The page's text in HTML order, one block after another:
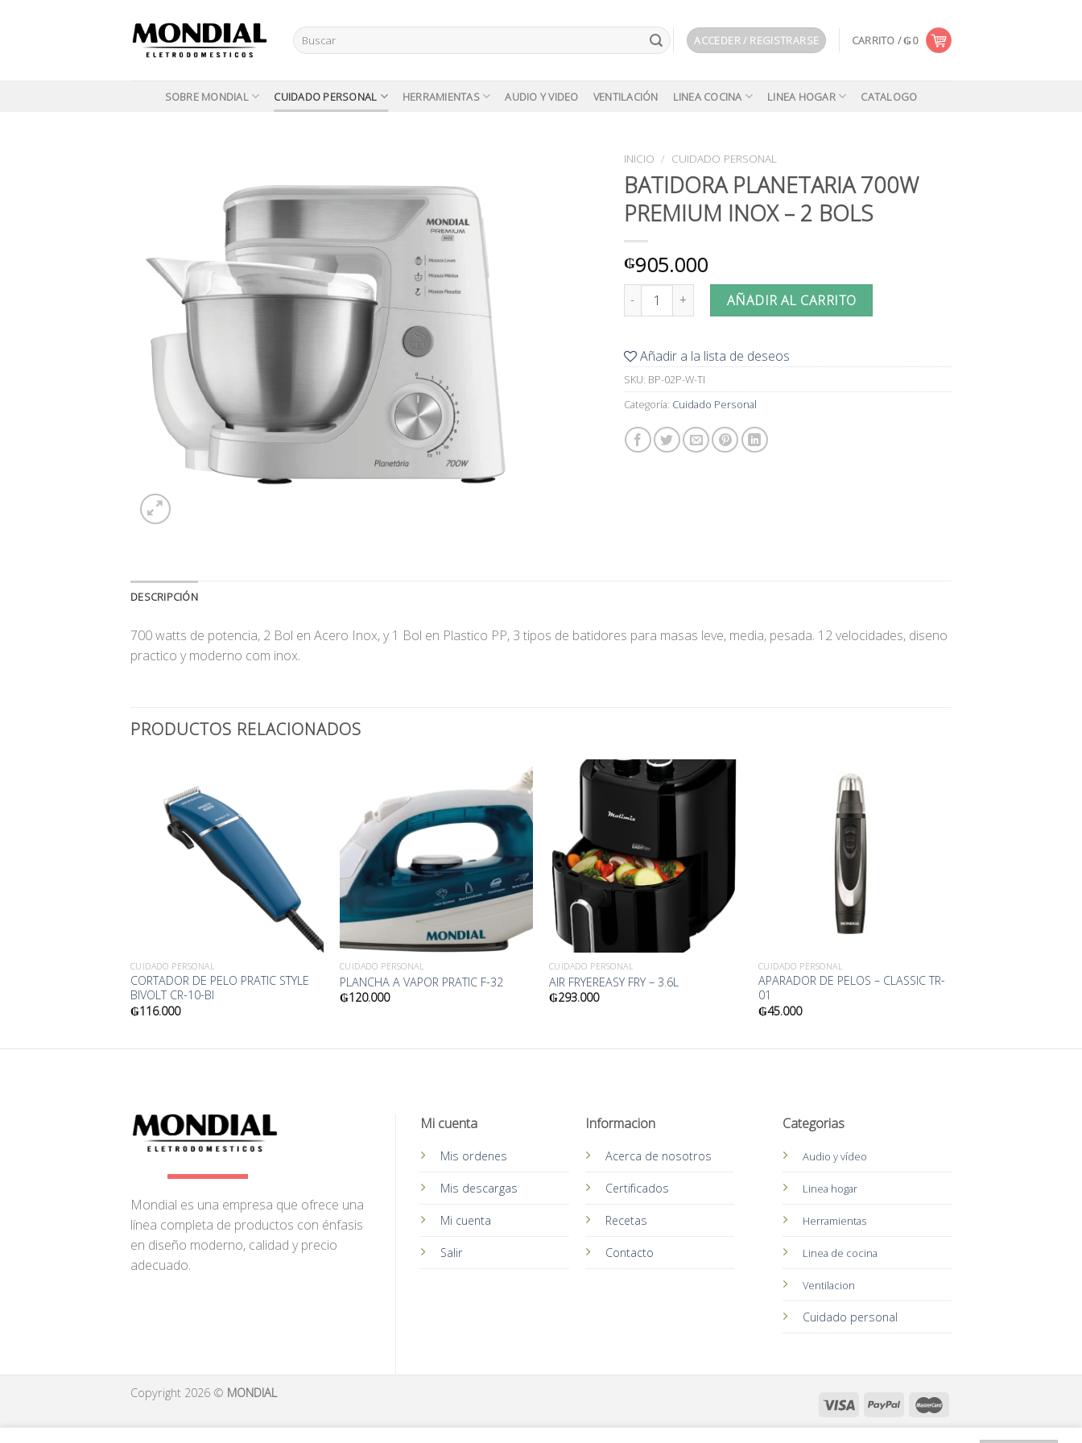
Buscar
por:
ACCEDER / REGISTRARSE CARRITO /₲0
SOBRE MONDIAL CUIDADO PERSONAL HERRAMIENTAS AUDIO Y VIDEO VENTILACIÓN LINEA COCINA LINEA HOGAR CATALOGO
Añadir
a la
lista de
INICIO / CUIDADO PERSONAL
BATIDORA PLANETARIA 700W
PREMIUM INOX – 2 BOLS
₲905.000
BATIDORA PLANETARIA 700W PREMIUM INOX - 2 BOLS cantidad
AÑADIR AL CARRITO
Añadir a la lista de deseos
SKU: BP-02P-W-TI
Categoría: Cuidado Personal
DESCRIPCIÓN
700 watts de potencia, 2 Bol en Acero Inox, y 1 Bol en Plastico PP, 3 tipos de batidores para masas leve, media, pesada. 12 velocidades, diseno
practico y moderno com inox.
PRODUCTOS RELACIONADOS
CUIDADO PERSONAL
CORTADOR DE PELO PRATIC STYLE
BIVOLT CR-10-BI
₲116.000
Añadir
a la
lista
de
deseos
CUIDADO PERSONAL
PLANCHA A VAPOR PRATIC F-32
₲120.000
CUIDADO PERSONAL
AIR FRYEREASY FRY – 3.6L
₲293.000
CUIDADO PERSONAL
APARADOR DE PELOS – CLASSIC TR-
01
₲45.000
Mondial es una empresa que ofrece una
línea completa de productos con énfasis
en diseño moderno, calidad y precio
adecuado.
Mi cuenta
Mis ordenes
Mis descargas
Mi cuenta
Salir
Informacion
Acerca de nosotros
Certificados
Recetas
Contacto
Categorias
Audio y vídeo
Linea hogar
Herramientas
Linea de cocina
Ventilacion
Cuidado personal
Copyright 2026 © MONDIAL